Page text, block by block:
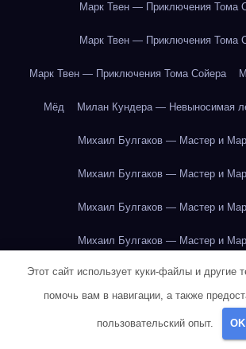
Марк Твен — Приключения Тома
Марк Твен — Приключения Тома
Марк Твен — Приключения Тома Сойера
Мёд Милан Кундера — Невыносимая
Михаил Булгаков — Мастер и
Михаил Булгаков — Мастер и
Михаил Булгаков — Мастер и
Михаил Булгаков — Мастер и
Михаил Булгаков — Мастер и
Михаил Булгаков — Мастер и
Михаил Булгаков — Мастер и
Этот сайт использует куки-файлы и другие
помочь вам в навигации, а также
пользовательский опыт. OK